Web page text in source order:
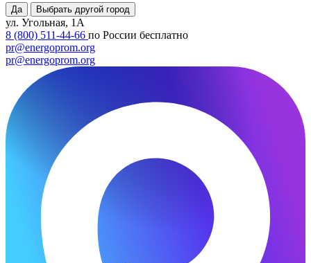
Да Выбрать другой город
ул. Угольная, 1А
8 (800) 511-44-66 по России бесплатно
pr@energoprom.org
pr@energoprom.org